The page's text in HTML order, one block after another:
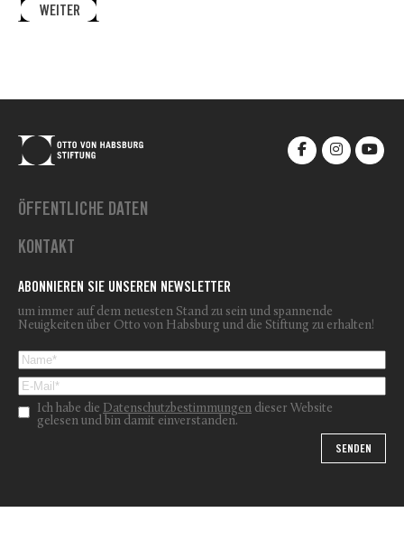
WEITER
ÖFFENTLICHE DATEN
KONTAKT
ABONNIEREN SIE UNSEREN NEWSLETTER
um immer auf dem neuesten Stand zu sein und spannende
Neuigkeiten über Otto von Habsburg und die Stiftung zu erhalten!
Ich habe die Datenschutzbestimmungen dieser Website
gelesen und bin damit einverstanden.